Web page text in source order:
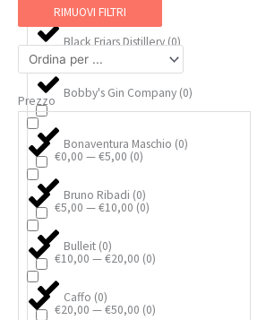
Black Friars Distillery(0)
Bobby's Gin Company (0)
Bonaventura Maschio (0)
Bruno Ribadi (0)
Bulleit (0)
Caffo (0)
RIMUOVI FILTRI
Prezzo
€0,00 — €5,00 (0)
€5,00 — €10,00 (0)
€10,00 — €20,00 (0)
€20,00 — €50,00 (0)